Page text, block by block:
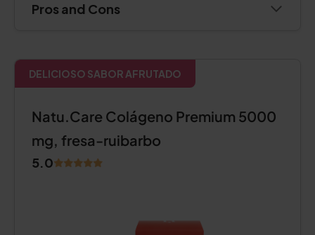
Pros and Cons
DELICIOSO SABOR AFRUTADO
Natu.Care Colágeno Premium 5000
mg, fresa-ruibarbo
5.0